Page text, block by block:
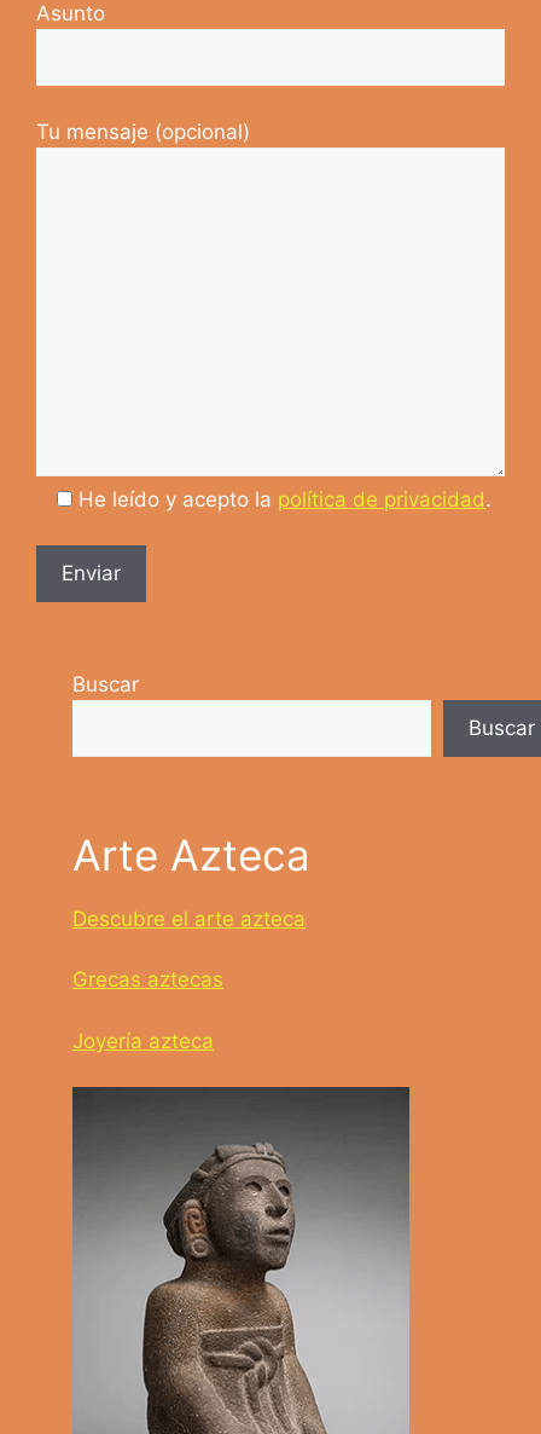
Asunto
Tu mensaje (opcional)
He leído y acepto la política de privacidad.
Buscar
Buscar
Arte Azteca
Descubre el arte azteca
Grecas aztecas
Joyería azteca